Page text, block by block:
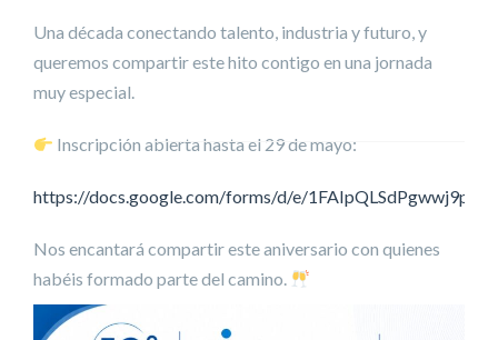
Una década conectando talento, industria y futuro, y
queremos compartir este hito contigo en una jornada
muy especial.
Inscripción abierta hasta el 29 de mayo:
https://docs.google.com/forms/d/e/
Nos encantará compartir este aniversario con quienes
habéis formado parte del camino.